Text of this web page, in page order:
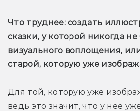
Что труднее: создать
сказки, у которой никогда не
визуального воплощения,
старой, которую уже
Для той, которую уже
ведь это значит, что у неё